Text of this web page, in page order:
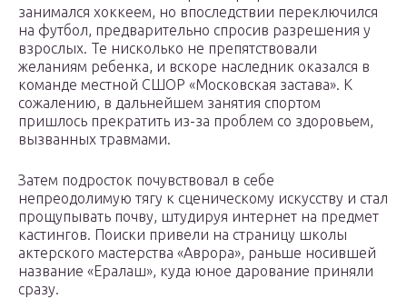
занимался хоккеем, но впоследствии переключился
на футбол, предварительно спросив разрешения у
взрослых. Те нисколько не препятствовали
желаниям ребенка, и вскоре наследник оказался в
команде местной СШОР «Московская застава». К
сожалению, в дальнейшем занятия спортом
пришлось прекратить из-за проблем со здоровьем,
вызванных травмами.
Затем подросток почувствовал в себе
непреодолимую тягу к сценическому искусству и стал
прощупывать почву, штудируя интернет на предмет
кастингов. Поиски привели на страницу школы
актерского мастерства «Аврора», раньше носившей
название «Ералаш», куда юное дарование приняли
сразу.